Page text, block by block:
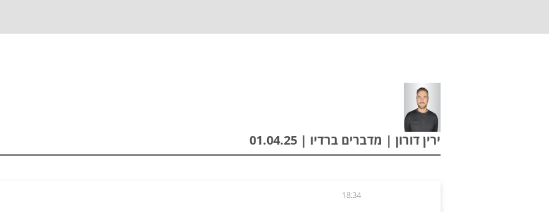
ירין דורון | מדברים ברדיו | 01.04.25
18:34